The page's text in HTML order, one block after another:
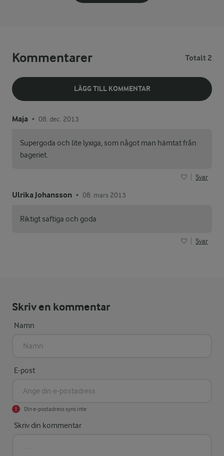
Kommentarer Totalt 2
LÄGG TILL KOMMENTAR
Maja • 08. dec. 2013
Supergoda och lite lyxiga, som något man hämtat från
bageriet.
Svar
Ulrika Johansson • 08. mars 2013
Riktigt saftiga och goda
Svar
Skriv en kommentar
Namn
E-post
Din e-postadress syns inte
Skriv din kommentar